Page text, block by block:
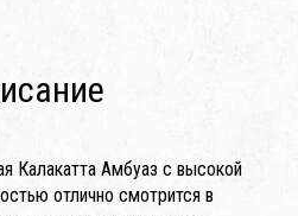
Калакатта Амбуаз с высокой
отлично смотрится в